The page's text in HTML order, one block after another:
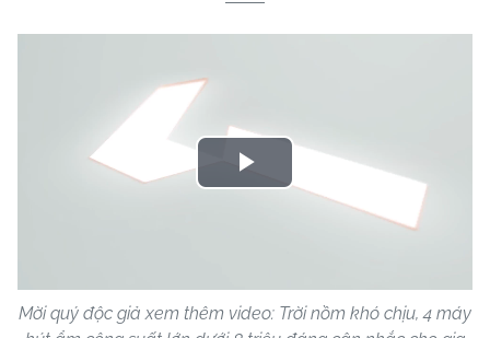
Play
Mời quý độc giả xem thêm video: Trời nồm khó chịu, 4 máy